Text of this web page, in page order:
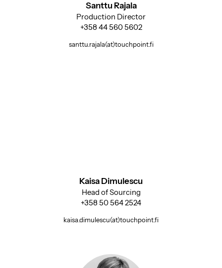
Santtu Rajala
Production Director
+358 44 560 5602
santtu.rajala(at)touchpoint.fi
Kaisa Dimulescu
Head of Sourcing
+358 50 564 2524
kaisa.dimulescu(at)touchpoint.fi